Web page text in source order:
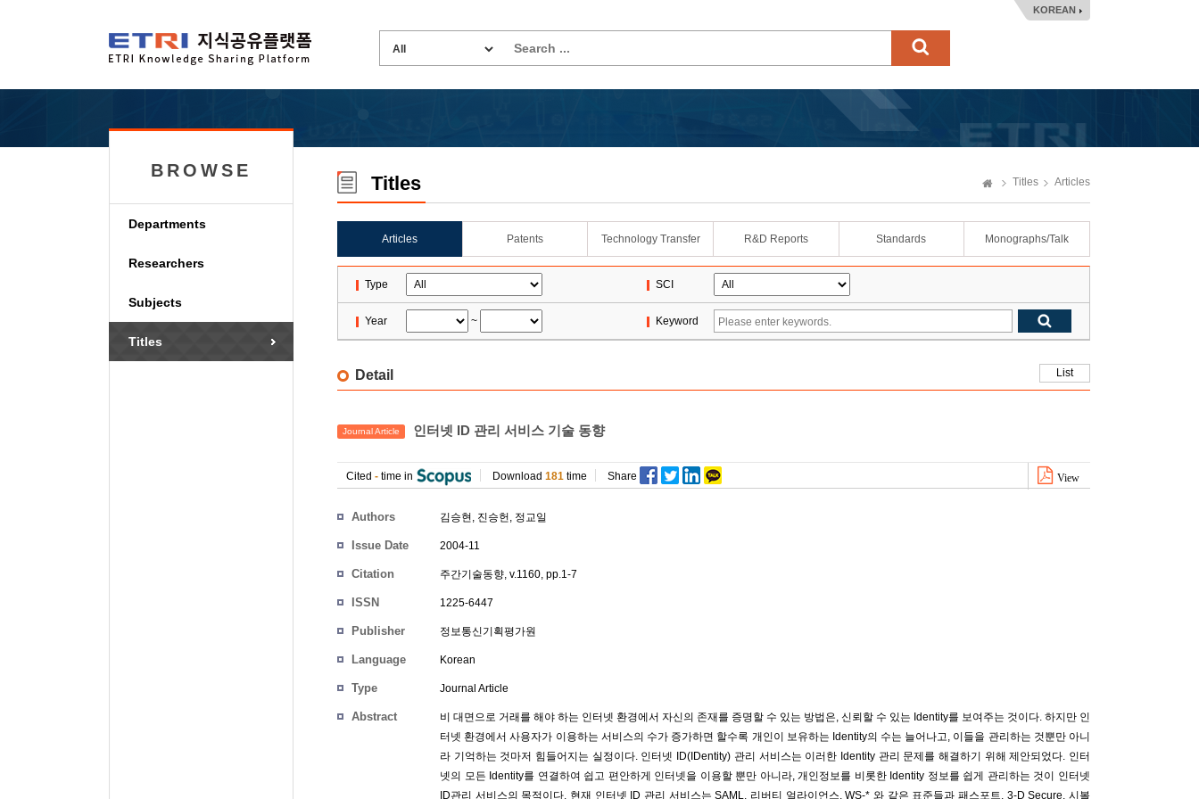
KOREAN
BROWSE
Departments
Researchers
Subjects
Titles
Titles Titles Articles
Articles Patents Technology Transfer R&D Reports Standards Monographs/Talk
Type SCI
Year ~ Keyword
Detail List
Journal Article 인터넷 ID 관리 서비스 기술 동향
Cited - time in Download 181 time Share View
Authors 김승현 , 진승헌, 정교일
Issue Date 2004-11
Citation 주간기술동향, v.1160, pp.1-7
ISSN 1225-6447
Publisher 정보통신기획평가원
Language Korean
Type Journal Article
Abstract
비 대면으로 거래를 해야 하는 인터넷 환경에서 자신의 존재를 증명할 수 있는 방법은, 신뢰할 수 있는 Identity를 보여주는 것이다. 하지만 인
터넷 환경에서 사용자가 이용하는 서비스의 수가 증가하면 할수록 개인이 보유하는 Identity의 수는 늘어나고, 이들을 관리하는 것뿐만 아니
라 기억하는 것마저 힘들어지는 실정이다. 인터넷 ID(IDentity) 관리 서비스는 이러한 Identity 관리 문제를 해결하기 위해 제안되었다. 인터
넷의 모든 Identity를 연결하여 쉽고 편안하게 인터넷을 이용할 뿐만 아니라, 개인정보를 비롯한 Identity 정보를 쉽게 관리하는 것이 인터넷
ID관리 서비스의 목적이다. 현재 인터넷 ID 관리 서비스는 SAML, 리버티 얼라이언스, WS-* 와 같은 표준들과 패스포트, 3-D Secure, 시볼